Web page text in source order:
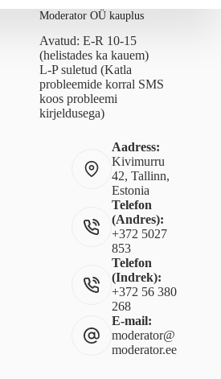
Moderator OÜ kauplus
Avatud: E-R 10-15
(helistades ka kauem)
L-P suletud (Katla
probleemide korral SMS
koos probleemi
kirjeldusega)
Aadress:
Kivimurru
42, Tallinn,
Estonia
Telefon
(Andres):
+372 5027
853
Telefon
(Indrek):
+372 56 380
268
E-mail:
moderator@
moderator.ee